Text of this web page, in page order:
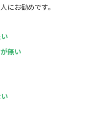
にお勧めです。
無い